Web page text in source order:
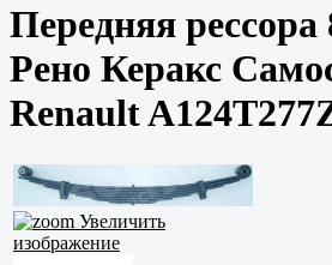
Передняя рессора
Рено Керакс
Renault
Увеличить
изображение